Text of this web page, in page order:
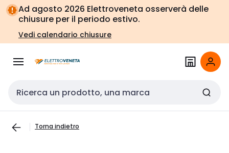
Vai alla
navigazione
Vai
alla
pagina
Ad agosto 2026 Elettroveneta osserverà delle
chiusure per il periodo estivo.
Vedi calendario chiusure
Cerca input
Torna indietro